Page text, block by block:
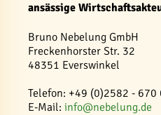
ansässige
Bruno Nebelung GmbH
Freckenhorster Str. 32
48351 Everswinkel
Telefon: +49 (0)2582 - 670
E-Mail: info@nebelung.de